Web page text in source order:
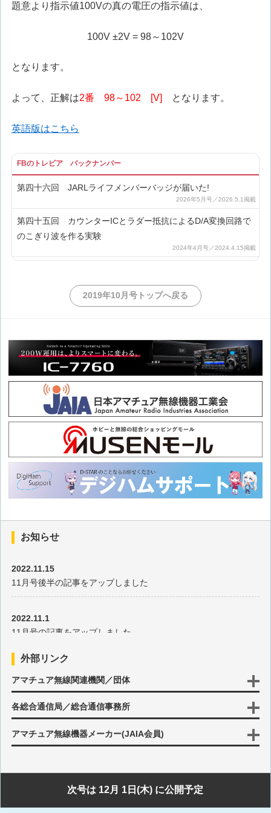
題意より指示値100Vの真の電圧の指示値は、
100V ±2V = 98～102V
となります。
よって、正解は2番 98～102 [V] となります。
英語版はこちら
FBのトレビア バックナンバー
第四十六回 JARLライフメンバーバッジが届いた!
第四十五回 カウンターICとラダー抵抗によるD/A変換回路で
のこぎり波を作る実験
第四十三回 電子ホタルの製作とその解析
第四十一回 74HC192と74HC4511を使ったアップダウンカウ
ンタの説明
第四十回 単電源から正負両電源を作る
第三十九回 ホワイトノイズジェネレータでフィルタの特性を
第三十八回 ツイストペアケーブルのノイズ軽減は本当か?
第三十七回 74HC74を使った分周回路の実験
第三十六回 電圧可変抵抗器の考察
第三十五回 tinySAで見るひずみ波形のスペクトラム
第三十四回 FM放送受信用のQFHアンテナを作ってみた
第三十三回 コイルのインダクタンスについて
第三十一回 小型デジタル電圧計、2線式と3線式は何が違う?
2019年10月号トップへ戻る
お知らせ
2022.11.15
11月号後半の記事をアップしました
2022.11.1
11月号の記事をアップしました
2022.10.17
10月号後半の記事をアップしました
2022.10.3
10月号の記事をアップしました
外部リンク
アマチュア無線関連機関／団体
各総合通信局／総合通信事務所
アマチュア無線機器メーカー(JAIA会員)
次号は 12月 1日(木) に公開予定